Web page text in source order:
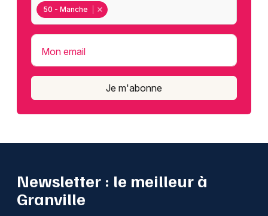
50 - Manche
Mon email
Je m'abonne
Newsletter : le meilleur à
Granville